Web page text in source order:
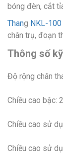
bóng đèn, cắt
Thang NKL-100
chân trụ, đoạn
Thông số
Độ rộng chân
Chiều cao bậc:
Chiều cao sử
Chiều cao sử